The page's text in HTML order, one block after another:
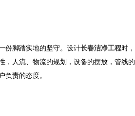
份脚踏实地的坚守。设计长春洁净工程时，
，人流、物流的规划，设备的摆放，管线的
责的态度。